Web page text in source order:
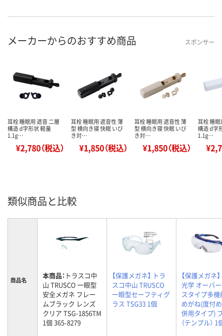
メーカーからのおすすめ商品 スポンサー
耳栓 睡眠用 遮音 二層
構造 d字形状 軽量
1.1g…
¥2,780（税込）
耳栓 睡眠用 遮音性 薄
型 横向き寝 快眠 いび
き対…
¥1,850（税込）
耳栓 睡眠用 遮音性 薄
型 横向き寝 快眠 いび
き対…
¥1,850（税込）
耳栓 睡
構造 d字
1.1g…
類似商品と比較
商品名 本商品： トラスコ中
山 TRUSCO 一眼型
安全メガネ フレー
ムブラック レンズ
クリア TSG-1856TM
1個 365-8279
【保護メガネ】 トラ
スコ中山 TRUSCO
一眼型セーフティグ
ラス TSG33 1個
【保護メガネ
光学 オーバ
スタイプ多
めがね(度付
併用タイプ)
（テンプル） 1